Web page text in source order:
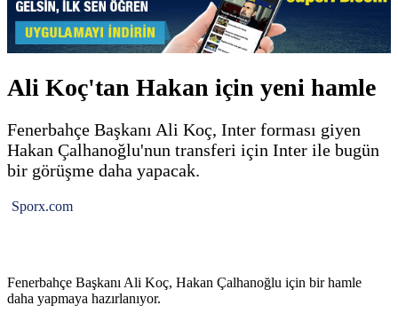
Ali Koç'tan Hakan için yeni hamle
Fenerbahçe Başkanı Ali Koç, Inter forması giyen
Hakan Çalhanoğlu'nun transferi için Inter ile bugün
bir görüşme daha yapacak.
Sporx.com
Fenerbahçe Başkanı Ali Koç, Hakan Çalhanoğlu için bir hamle
daha yapmaya hazırlanıyor.